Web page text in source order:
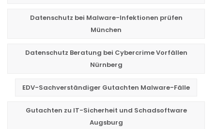
Datenschutz bei Malware-Infektionen prüfen
München
Datenschutz Beratung bei Cybercrime Vorfällen
Nürnberg
EDV-Sachverständiger Gutachten Malware-Fälle
Gutachten zu IT-Sicherheit und Schadsoftware
Augsburg